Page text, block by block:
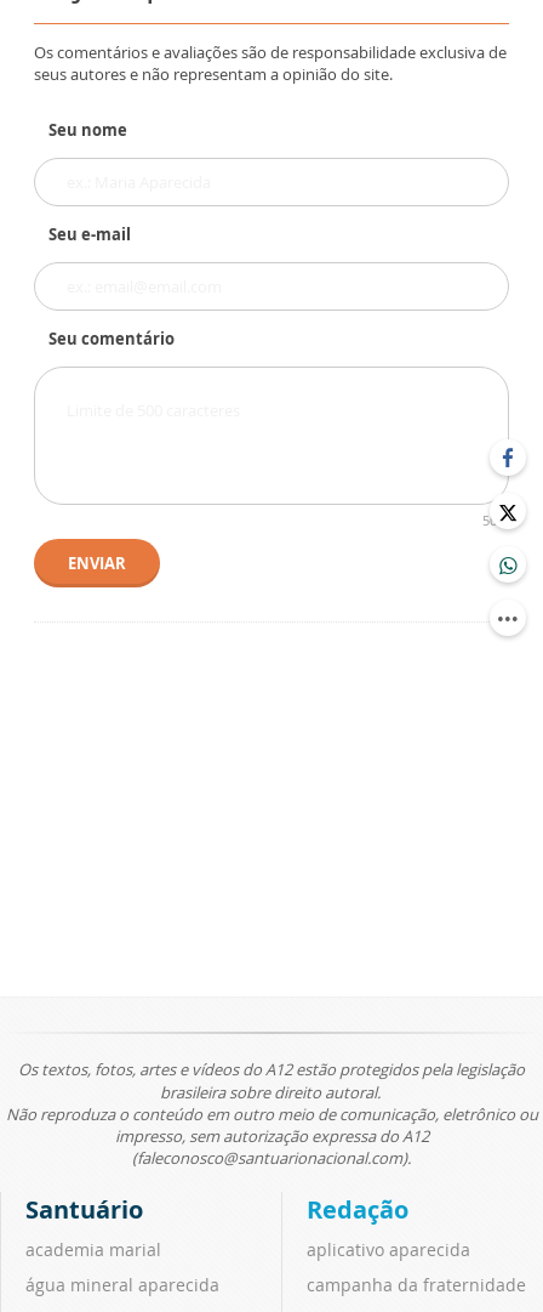
Os comentários e avaliações são de responsabilidade exclusiva de
seus autores e não representam a opinião do site.
Seu nome
Seu e-mail
Seu comentário
500
ENVIAR
Os textos, fotos, artes e vídeos do A12 estão protegidos pela legislação
brasileira sobre direito autoral.
Não reproduza o conteúdo em outro meio de comunicação, eletrônico ou
impresso, sem autorização expressa do A12
(faleconosco@santuarionacional.com).
Santuário
academia marial
água mineral aparecida
Redação
aplicativo aparecida
campanha da fraternidade